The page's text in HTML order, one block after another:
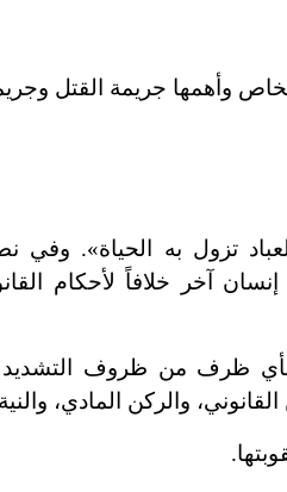
وأهمها جريمة القتل
تزول به الحياة». وفي
آخر خلافاً لأحكام
بأي ظرف من ظروف التشديد
والركن المادي،